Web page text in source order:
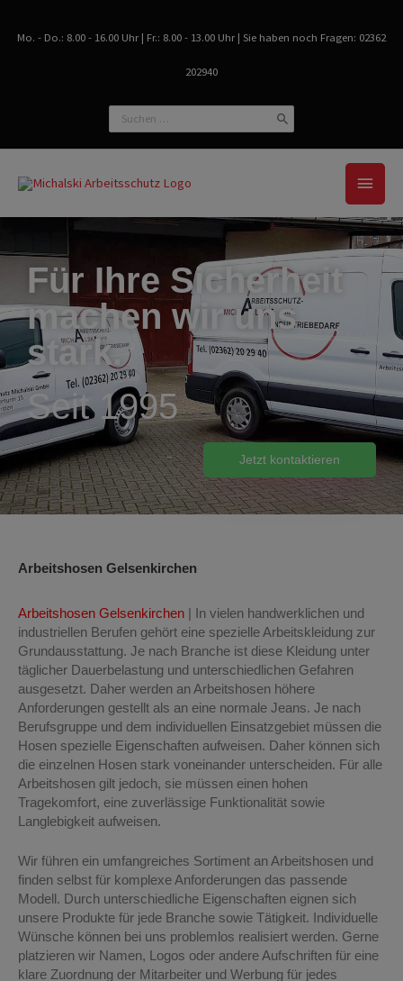
springen
Mo. - Do.: 8.00 - 16.00 Uhr | Fr.: 8.00 - 13.00 Uhr | Sie haben noch Fragen: 02362
202940
Search
for:
Für Ihre Sicherheit
machen wir uns
stark.
Seit 1995
Jetzt kontaktieren
Arbeitshosen Gelsenkirchen
Arbeitshosen Gelsenkirchen | In vielen handwerklichen und
industriellen Berufen gehört eine spezielle Arbeitskleidung zur
Grundausstattung. Je nach Branche ist diese Kleidung unter
täglicher Dauerbelastung und unterschiedlichen Gefahren
ausgesetzt. Daher werden an Arbeitshosen höhere
Anforderungen gestellt als an eine normale Jeans. Je nach
Berufsgruppe und dem individuellen Einsatzgebiet müssen die
Hosen spezielle Eigenschaften aufweisen. Daher können sich
die einzelnen Hosen stark voneinander unterscheiden. Für alle
Arbeitshosen gilt jedoch, sie müssen einen hohen
Tragekomfort, eine zuverlässige Funktionalität sowie
Langlebigkeit aufweisen.
Wir führen ein umfangreiches Sortiment an Arbeitshosen und
finden selbst für komplexe Anforderungen das passende
Modell. Durch unterschiedliche Eigenschaften eignen sich
unsere Produkte für jede Branche sowie Tätigkeit. Individuelle
Wünsche können bei uns problemlos realisiert werden. Gerne
platzieren wir Namen, Logos oder andere Aufschriften für eine
klare Zuordnung der Mitarbeiter und Werbung für jedes